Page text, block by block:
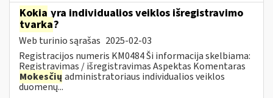
Kokia yra individualios veiklos išregistravimo
tvarka?
Web turinio sąrašas 2025-02-03
Registracijos numeris KM0484 Ši informacija skelbiama:
Registravimas / išregistravimas Aspektas Komentaras
Mokesčių administratoriaus individualios veiklos
duomenų...